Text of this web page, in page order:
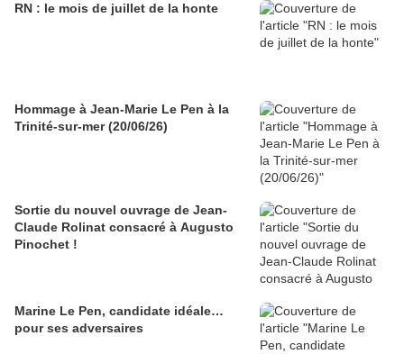
RN : le mois de juillet de la honte
Hommage à Jean-Marie Le Pen à la
Trinité-sur-mer (20/06/26)
Sortie du nouvel ouvrage de Jean-
Claude Rolinat consacré à Augusto
Pinochet !
Marine Le Pen, candidate idéale…
pour ses adversaires